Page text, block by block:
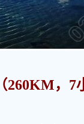
260KM， 7